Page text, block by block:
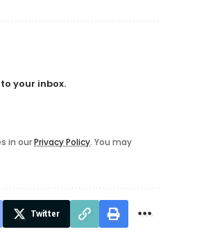
your inbox.
in ourPrivacy Policy. You may
Twitter